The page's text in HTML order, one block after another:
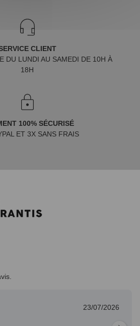
CLIENT
DU LUNDI AU SAMEDI DE 10H À
18H
100% SÉCURISÉ
ET 3X SANS FRAIS
23/07/2026